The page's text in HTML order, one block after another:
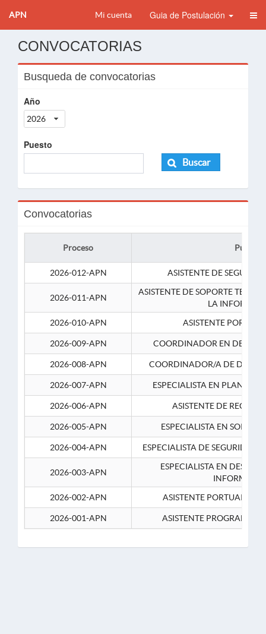
APN Mi cuenta Guia de Postulación
CONVOCATORIAS
Busqueda de convocatorias
Año
2026
Puesto
Buscar
Convocatorias
Proceso Puesto
2026-012-APN ASISTENTE DE
2026-011-APN
ASISTENTE DE SOPORTE
LA
2026-010-APN
ASISTENTE
2026-009-APN COORDINADOR EN
2026-008-APN COORDINADOR/A DE
2026-007-APN ESPECIALISTA EN
2026-006-APN ASISTENTE DE
2026-005-APN ESPECIALISTA EN
2026-004-APN ESPECIALISTA DE SEGURIDAD
2026-003-APN
ESPECIALISTA EN
2026-002-APN
ASISTENTE PORTUARIO 2-
2026-001-APN ASISTENTE